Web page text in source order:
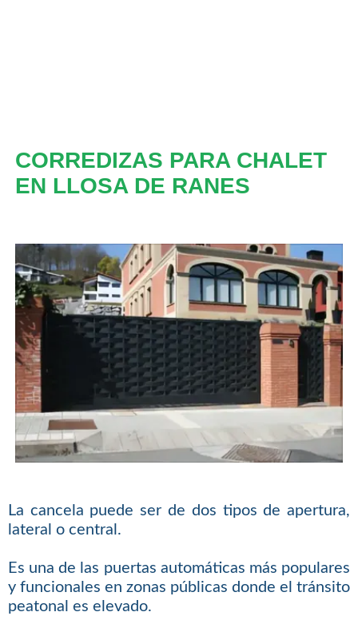
CORREDIZAS PARA CHALET
EN LLOSA DE RANES
La cancela puede ser de dos tipos de apertura,
lateral o central.
Es una de las puertas automáticas más populares
y funcionales en zonas públicas donde el tránsito
peatonal es elevado.